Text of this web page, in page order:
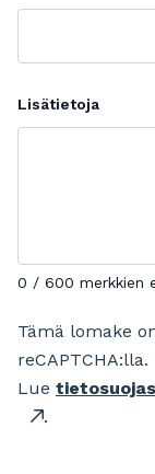
Lisätietoja
0 / 600 merkkien
Tämä lomake
reCAPTCHA:lla.
Lue
.